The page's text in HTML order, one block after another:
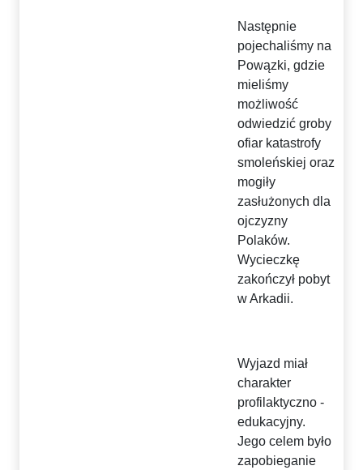
Następnie
pojechaliśmy na
Powązki, gdzie
mieliśmy
możliwość
odwiedzić groby
ofiar katastrofy
smoleńskiej oraz
mogiły
zasłużonych dla
ojczyzny
Polaków.
Wycieczkę
zakończył pobyt
w Arkadii.
Wyjazd miał
charakter
profilaktyczno -
edukacyjny.
Jego celem było
zapobieganie